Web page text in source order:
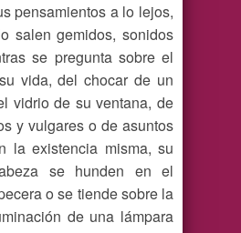
pensamientos a lo lejos,
salen gemidos, sonidos
se pregunta sobre el
vida, del chocar de un
vidrio de su ventana, de
y vulgares o de asuntos
la existencia misma, su
se hunden en el
o se tiende sobre la
de una lámpara